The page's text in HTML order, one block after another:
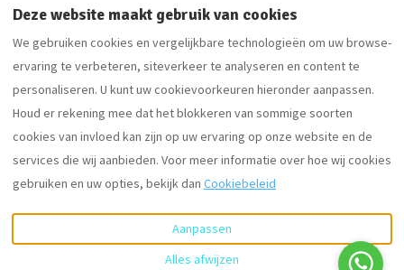
Cookiesbeleid
Juridische kennisgeving
Privacybeleid
Nederlands EUR +34 629853868
Camí Forestal 3, Sant Martí
d'Empúries - L'Escala, Girona,
E-mail:
©2026Villas Coll
voorbehouden- Aangedreven
door
Deze website maakt gebruik van cookies
We gebruiken cookies en vergelijkbare technologieën om uw browse-
ervaring te verbeteren, siteverkeer te analyseren en content te
personaliseren. U kunt uw cookievoorkeuren hieronder aanpassen.
Houd er rekening mee dat het blokkeren van sommige soorten
cookies van invloed kan zijn op uw ervaring op onze website en de
services die wij aanbieden. Voor meer informatie over hoe wij cookies
gebruiken en uw opties, bekijk dan Cookiebeleid
Aanpassen
Alles afwijzen